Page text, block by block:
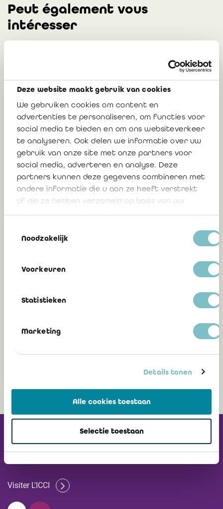
Deze website maakt gebruik van cookies
We gebruiken cookies om content en
advertenties te personaliseren, om functies voor
social media te bieden en om ons websiteverkeer
te analyseren. Ook delen we informatie over uw
gebruik van onze site met onze partners voor
social media, adverteren en analyse. Deze
partners kunnen deze gegevens combineren met
andere informatie die u aan ze heeft verstrekt
of die ze hebben verzameld op basis van uw
Noodzakelijk
Voorkeuren
Statistieken
Marketing
Details tonen
Alle cookies toestaan
Selectie toestaan
Peut également vous
intéresser
Avis 2026/04 : Champ d’application des
rapport à la norme commune PME – mise
24 juin 2026
Approbation de trois projets de normes
par le Conseil supérieur des Professions
Approbation de trois projets de normes
Recevez notre
Newsletter
Visiter L'ICCI